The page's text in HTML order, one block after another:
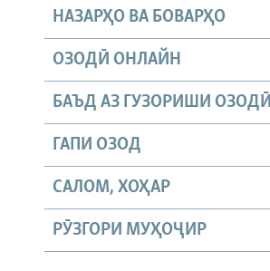
НАЗАРҲО ВА БОВАРҲО
ОЗОДӢ ОНЛАЙН
БАЪД АЗ ГУЗОРИШИ ОЗОДӢ
ГАПИ ОЗОД
САЛОМ, ХОҲАР
РӮЗГОРИ МУҲОҶИР